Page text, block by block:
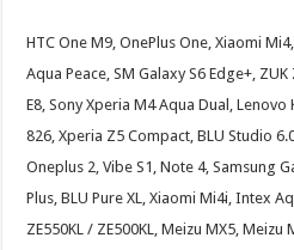
HTC One M9, OnePlus One, Xiaomi
Aqua Peace, SM Galaxy S6 Edge+,
E8, Sony Xperia M4 Aqua Dual, Lenovo
826, Xperia Z5 Compact, BLU Studio
Oneplus 2, Vibe S1, Note 4, Samsung
Plus, BLU Pure XL, Xiaomi Mi4i, Intex
ZE550KL / ZE500KL, Meizu MX5, Meizu